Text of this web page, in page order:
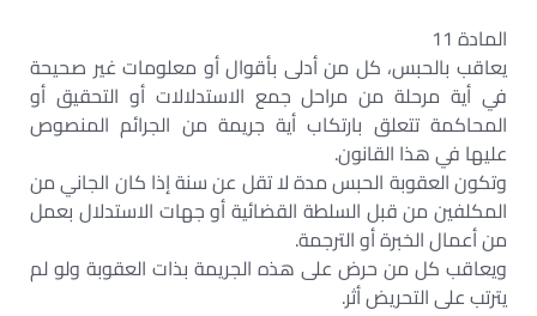
المادة 11
يعاقب بالحبس، كل من أدلى بأقوال أو معلومات غير صحيحة
في أية مرحلة من مراحل جمع الاستدلالات أو التحقيق أو
المحاكمة تتعلق بارتكاب أية جريمة من الجرائم المنصوص
عليها في هذا القانون.
وتكون العقوبة الحبس مدة لا تقل عن سنة إذا كان الجاني من
المكلفين من قبل السلطة القضائية أو جهات الاستدلال بعمل
من أعمال الخبرة أو الترجمة.
ويعاقب كل من حرض على هذه الجريمة بذات العقوبة ولو لم
يترتب على التحريض أثر.